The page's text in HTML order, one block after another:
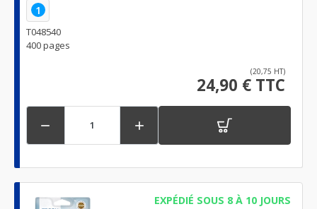
1
T048540
400 pages
(20,75 HT)
24,90 € TTC
 
EXPÉDIÉ SOUS 8 À 10 JOURS